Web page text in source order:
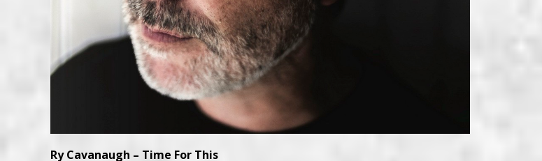
Ry Cavanaugh – Time For This